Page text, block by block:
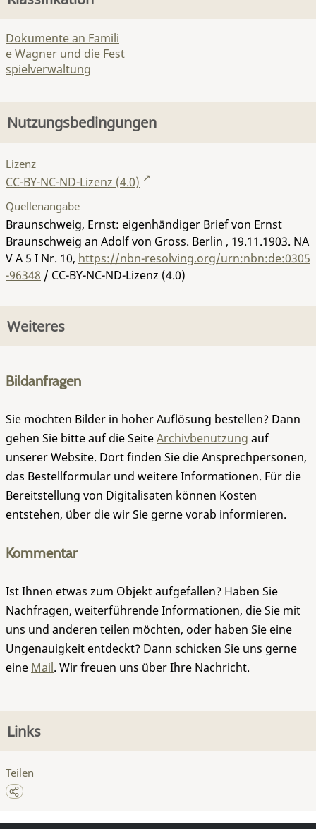
Dokumente an Famili
e Wagner und die Fest
spielverwaltung
Nutzungsbedingungen
Lizenz
CC-BY-NC-ND-Lizenz (4.0)
Quellenangabe
Braunschweig, Ernst: eigenhändiger Brief von Ernst
Braunschweig an Adolf von Gross. Berlin , 19.11.1903. NA
V A 5 I Nr. 10, https://nbn-resolving.org/urn:nbn:de:0305
-96348 / CC-BY-NC-ND-Lizenz (4.0)
Weiteres
Bildanfragen
Sie möchten Bilder in hoher Auflösung bestellen? Dann
gehen Sie bitte auf die SeiteArchivbenutzung auf
unserer Website. Dort finden Sie die Ansprechpersonen,
das Bestellformular und weitere Informationen. Für die
Bereitstellung von Digitalisaten können Kosten
entstehen, über die wir Sie gerne vorab informieren.
Kommentar
Ist Ihnen etwas zum Objekt aufgefallen? Haben Sie
Nachfragen, weiterführende Informationen, die Sie mit
uns und anderen teilen möchten, oder haben Sie eine
Ungenauigkeit entdeckt? Dann schicken Sie uns gerne
eine Mail. Wir freuen uns über Ihre Nachricht.
Links
Teilen